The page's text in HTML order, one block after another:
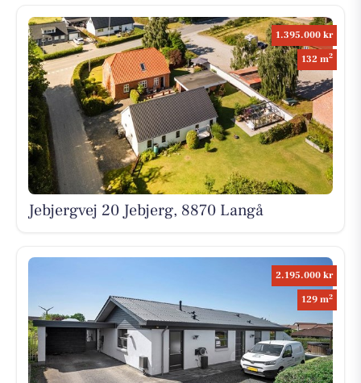
1.395.000 kr
132 m2
Jebjergvej 20 Jebjerg, 8870 Langå
2.195.000 kr
129 m2